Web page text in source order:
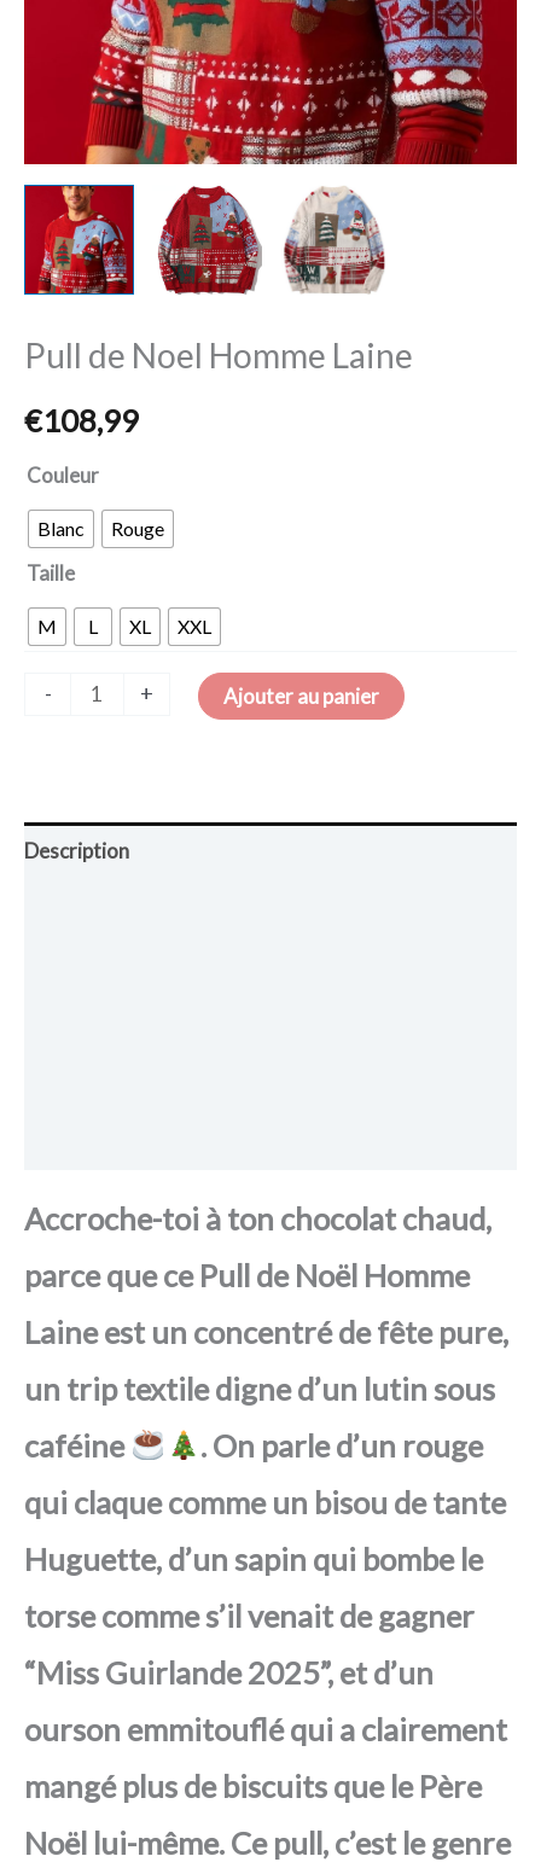
Pull de Noel Homme Laine
€108,99
Couleur
Blanc Rouge
Taille
M L XL XXL
- + Ajouter au panier
Description
Accroche-toi à ton chocolat chaud,
parce que ce Pull de Noël Homme
Laine est un concentré de fête pure,
un trip textile digne d’un lutin sous
caféine
. On parle d’un rouge
qui claque comme un bisou de tante
Huguette, d’un sapin qui bombe le
torse comme s’il venait de gagner
“Miss Guirlande 2025”, et d’un
ourson emmitouflé qui a clairement
mangé plus de biscuits que le Père
Noël lui-même. Ce pull, c’est le genre